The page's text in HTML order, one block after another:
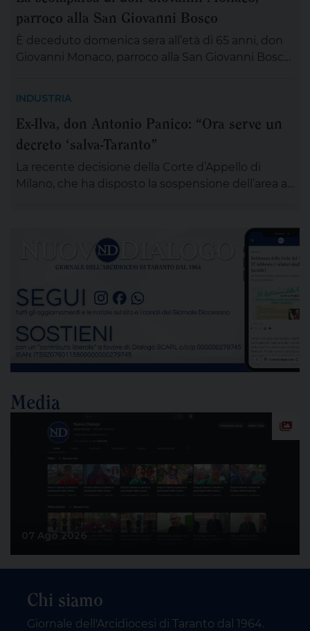
parroco alla San Giovanni Bosco
È deceduto domenica sera all’età di 65 anni, don
Giovanni Monaco, parroco alla San Giovanni Bosco.
preghiera e rendergli un ultimo saluto. Alle ore 20
ci si ritroverà come Comunità educativa pastorale
INDUSTRIA
Ex-Ilva, don Antonio Panico: “Ora serve un
decreto ‘salva-Taranto”
La recente decisione della Corte d’Appello di
Milano, che ha disposto la sospensione dell’area a
alla completa bonifica dell’amianto e alla riduzione
delle emissioni di polveri sottili, rappresenta un
passaggio destinato a segnare la lunga vicenda
dello stabilimento siderurgico. Una pronuncia che
[…]
Media
Chi siamo
Giornale dell'Arcidiocesi di Taranto dal 1964.